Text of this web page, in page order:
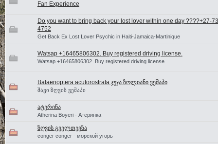
Fan Experience
Do you want to bring back your lost lover within one day ????+27-
4752
Get Back Ex Lost Lover Psychic in Haiti-Jamaica-Martinique
Watsap +16465806302. Buy registered driving license.
Watsap +16465806302. Buy registered driving license.
Balaenoptera acutorostrata ჯუჯა ზოლიანი ვეშაპი
შავი ზღვის ვეშაპი
ატერინა
Atherina Boyeri - Атеринка
ზღვის გველთევზა
conger conger - морской угорь